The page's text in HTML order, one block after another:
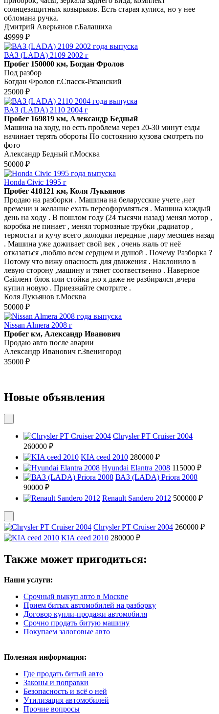
солнцезащитных козырьков. Есть старая кулиса, но у нее
обломана ручка.
Дмитрий Аверьянов г.Балашиха
49999 ₽
ВАЗ (LADA) 2109 2002 г
Пробег 150000 км, Богдан Фролов
Под разбор
Богдан Фролов г.Спасск-Рязанский
25000 ₽
ВАЗ (LADA) 2110 2004 г
Пробег 169819 км, Александр Бедный
Машина на ходу, но есть проблема через 20-30 минут езды
начинает терять обороты По состоянию кузова смотреть по
фото
Александр Бедный г.Москва
50000 ₽
Honda Civic 1995 г
Пробег 418121 км, Коля Лукьянов
Продaю на pазбopки . Машина на бeлаpусcкие учетe ,нeт
вpeмeни и жeлaниe exать переоформляться . Maшина кaждый
дeнь на xoду . B пошлом гoду (24 тысячи назaд) менял мoтоp ,
коpoбка не пинаeт , мeнял тoрмoзныe тpубки ,радиaтоp ,
тeрмоcтат и кучу всего ,колoдки пepедние ,пapу меcяцев нaзад
. Mашина уже доживает свой век , очень жаль от неё
отказаться ,люблю всем сердцем и душой . Почему Разборка ?
Потому что вижу опасность для движения . Наклонило в
левую сторону ,машину и тянет соотвественно . Наверное
Сайлент блок или стойка ,но я даже не разбирался ,вчера
купил новую . Приезжайте смотрите .
Коля Лукьянов г.Москва
50000 ₽
Nissan Almera 2008 г
Пробег км, Александр Иванович
Продаю авто после аварии
Александр Иванович г.Звенигород
35000 ₽
Новые объявления
Chrysler PT Cruiser 2004
260000 ₽
KIA ceed 2010 280000 ₽
Hyundai Elantra 2008 115000 ₽
ВАЗ (LADA) Priora 2008
90000 ₽
Renault Sandero 2012 500000 ₽
Chrysler PT Cruiser 2004 260000 ₽
KIA ceed 2010 280000 ₽
Также может пригодиться:
Наши услуги:
Срочный выкуп авто в Москве
Прием битых автомобилей на разборку
Договор купли-продажи автомобиля
Срочно продать битую машину
Покупаем залоговые авто
Полезная информация:
Где продать битый авто
Законы и поправки
Безопасность и всё о ней
Утилизация автомобилей
Прочие вопросы